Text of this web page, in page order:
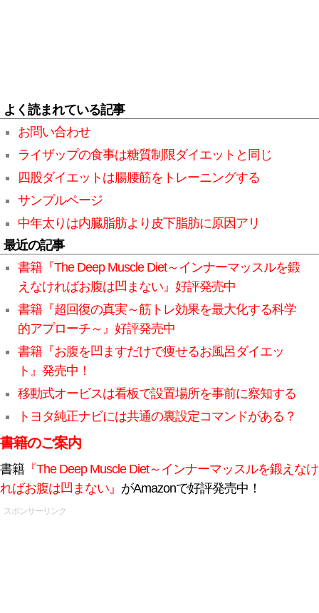
よく読まれている記事
お問い合わせ
ライザップの食事は糖質制限ダイエットと同じ
四股ダイエットは腸腰筋をトレーニングする
サンプルページ
中年太りは内臓脂肪より皮下脂肪に原因アリ
最近の記事
書籍『The Deep Muscle Diet～インナーマッスルを鍛
えなければお腹は凹まない』好評発売中
書籍『超回復の真実～筋トレ効果を最大化する科学
的アプローチ～』好評発売中
書籍『お腹を凹ますだけで痩せるお風呂ダイエッ
ト』発売中！
移動式オービスは看板で設置場所を事前に察知する
トヨタ純正ナビには共通の裏設定コマンドがある？
書籍のご案内
書籍『The Deep Muscle Diet～インナーマッスルを鍛えなけ
ればお腹は凹まない』 がAmazonで好評発売中！
スポンサーリンク